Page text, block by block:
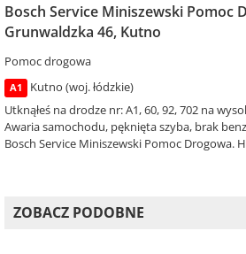
Bosch Service Miniszewski Pomoc
Grunwaldzka 46, Kutno
Pomoc drogowa
A1
Kutno (woj. łódzkie)
Utknąłeś na drodze nr: A1, 60, 92, 702 na
Awaria samochodu, pęknięta szyba, brak
Bosch Service Miniszewski Pomoc Drogowa.
ZOBACZ PODOBNE